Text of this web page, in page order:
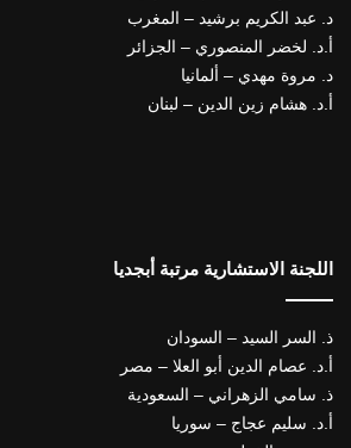
د. عبد الكريم برشيد – المغرب
أ.د. لخضر المنصوري – الجزائر
د. مروة مهدي – ألمانيا
أ.د. هشام زين الدين – لبنان
اللجنة الاستشارية مرتبة أبجديا
ذ. السر السيد – السودان
أ.د. عصام الدين أبو العلا – مصر
ذ. سامي الزهراني – السعودية
أ.د. سليم عجاج – سوريا